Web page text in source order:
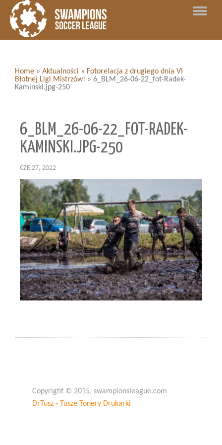
Home » Aktualności » Fotorelacja z drugiego dnia VI
Błotnej Ligi Mistrzów! » 6_BLM_26-06-22_fot-Radek-
Kaminski.jpg-250
6_BLM_26-06-22_FOT-RADEK-
KAMINSKI.JPG-250
CZE 27, 2022
Copyright © 2015, swampionsleague.com
DrTusz - Tusze Tonery Drukarki